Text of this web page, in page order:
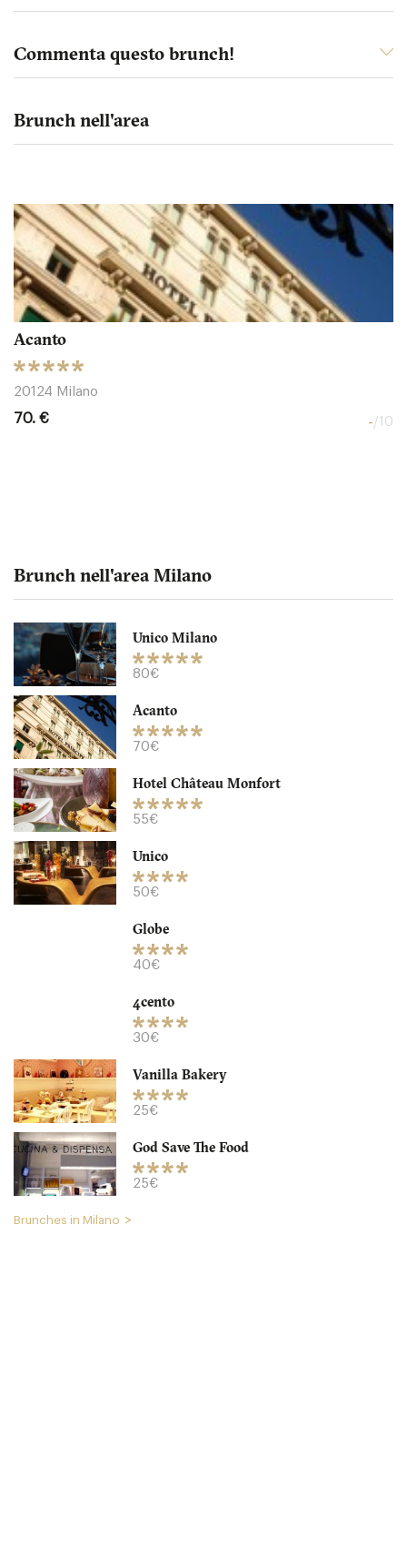
Commenta questo brunch!
Brunch nell'area
Acanto
20124 Milano
70. € -/10
Unico Milano
20149 Milano
80. €
Hotel Château Monfort
20129 Milano
55. €
Brunch nell'area Milano
Unico Milano
80€
Acanto
70€
Hotel Château Monfort
55€
Unico
50€
Globe
40€
4cento
30€
Vanilla Bakery
25€
God Save The Food
25€
Brunches in Milano